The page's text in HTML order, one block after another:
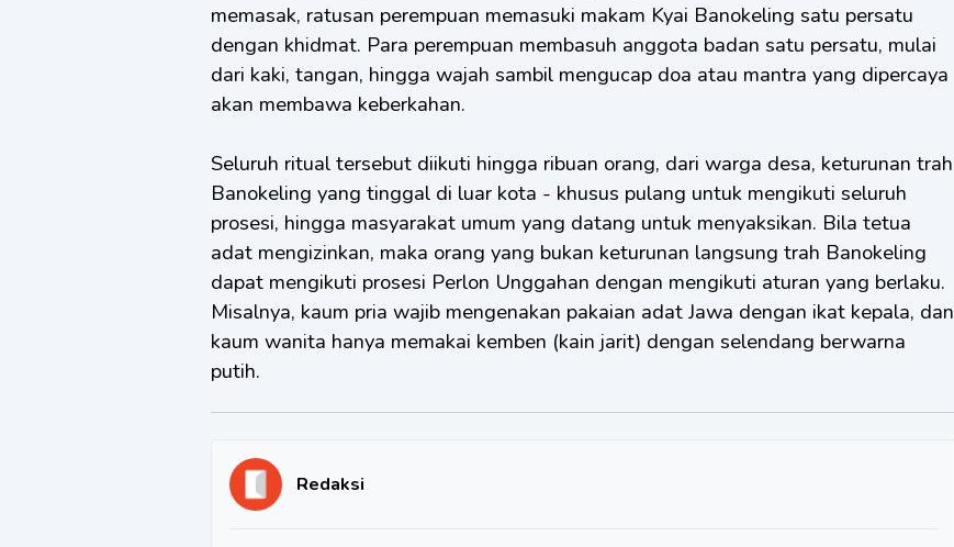
memasak, ratusan perempuan memasuki makam Kyai Banokeling satu persatu
dengan khidmat. Para perempuan membasuh anggota badan satu persatu, mulai
dari kaki, tangan, hingga wajah sambil mengucap doa atau mantra yang dipercaya
akan membawa keberkahan.
Seluruh ritual tersebut diikuti hingga ribuan orang, dari warga desa, keturunan trah
Banokeling yang tinggal di luar kota - khusus pulang untuk mengikuti seluruh
prosesi, hingga masyarakat umum yang datang untuk menyaksikan. Bila tetua
adat mengizinkan, maka orang yang bukan keturunan langsung trah Banokeling
dapat mengikuti prosesi Perlon Unggahan dengan mengikuti aturan yang berlaku.
Misalnya, kaum pria wajib mengenakan pakaian adat Jawa dengan ikat kepala, dan
kaum wanita hanya memakai kemben (kain jarit) dengan selendang berwarna
putih.
Redaksi